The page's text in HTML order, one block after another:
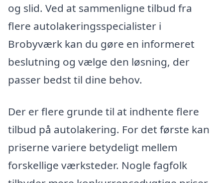
og slid. Ved at sammenligne tilbud fra
flere autolakeringsspecialister i
Brobyværk kan du gøre en informeret
beslutning og vælge den løsning, der
passer bedst til dine behov.
Der er flere grunde til at indhente flere
tilbud på autolakering. For det første kan
priserne variere betydeligt mellem
forskellige værksteder. Nogle fagfolk